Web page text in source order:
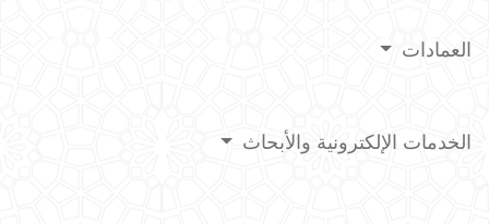
العمادات
الخدمات الإلكترونية والأبحاث